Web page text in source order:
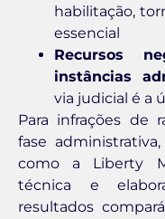
habilitação,
essencial
Recursos
instâncias
via judicial é a
Para infrações de
fase
como a Liberty
técnica e
resultados